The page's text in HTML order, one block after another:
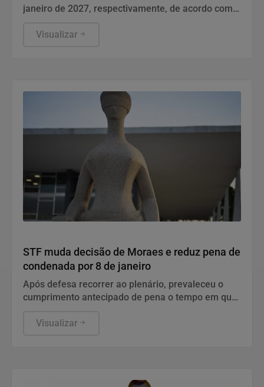
janeiro de 2027, respectivamente, de acordo com
Visualizar
STF muda decisão de Moraes e reduz pena de
condenada por 8 de janeiro
Após defesa recorrer ao plenário, prevaleceu o
cumprimento antecipado de pena o tempo em que
recolhimento noturno.
Visualizar